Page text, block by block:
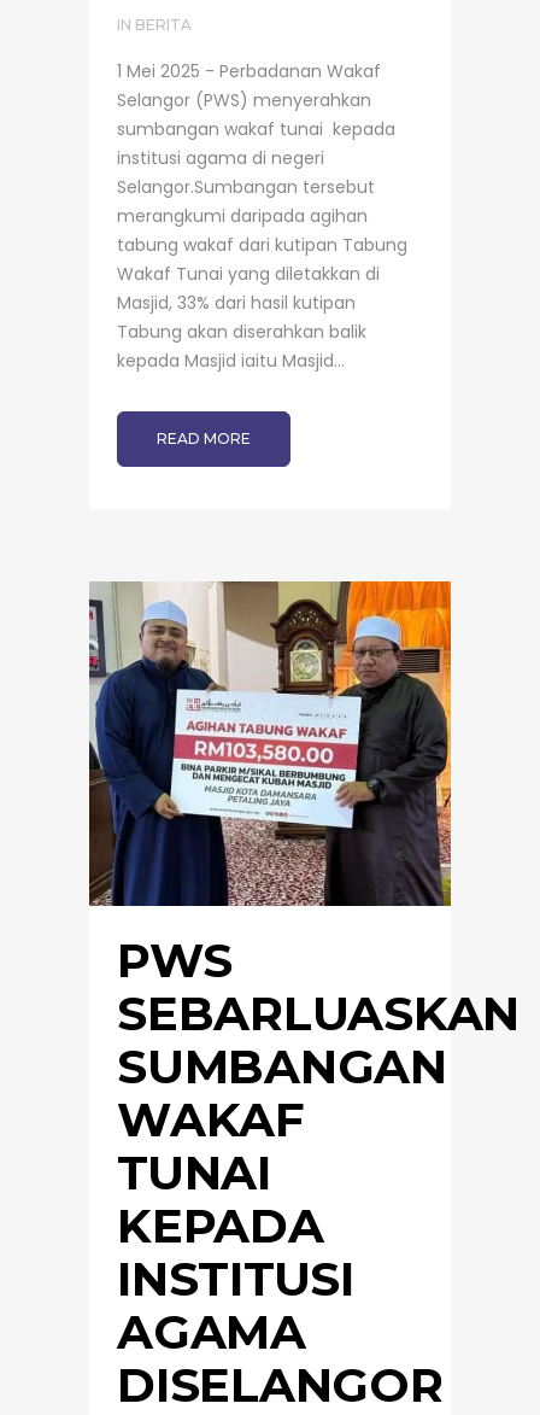
IN BERITA
1 Mei 2025 - Perbadanan Wakaf
Selangor (PWS) menyerahkan
sumbangan wakaf tunai kepada
institusi agama di negeri
Selangor.Sumbangan tersebut
merangkumi daripada agihan
tabung wakaf dari kutipan Tabung
Wakaf Tunai yang diletakkan di
Masjid, 33% dari hasil kutipan
Tabung akan diserahkan balik
kepada Masjid iaitu Masjid...
READ MORE
PWS
SEBARLUASKAN
SUMBANGAN
WAKAF
TUNAI
KEPADA
INSTITUSI
AGAMA
DISELANGOR